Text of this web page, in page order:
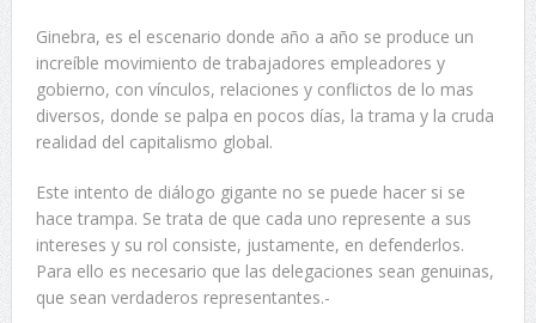
Ginebra, es el escenario donde año a año se produce un
increíble movimiento de trabajadores empleadores y
gobierno, con vínculos, relaciones y conflictos de lo mas
diversos, donde se palpa en pocos días, la trama y la cruda
realidad del capitalismo global.
Este intento de diálogo gigante no se puede hacer si se
hace trampa. Se trata de que cada uno represente a sus
intereses y su rol consiste, justamente, en defenderlos.
Para ello es necesario que las delegaciones sean genuinas,
que sean verdaderos representantes.-